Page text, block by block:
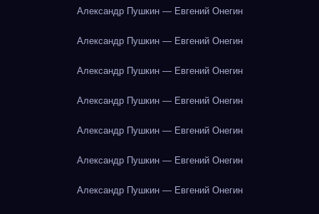
Александр Пушкин — Евгений Онегин
Александр Пушкин — Евгений Онегин
Александр Пушкин — Евгений Онегин
Александр Пушкин — Евгений Онегин
Александр Пушкин — Евгений Онегин
Александр Пушкин — Евгений Онегин
Александр Пушкин — Евгений Онегин